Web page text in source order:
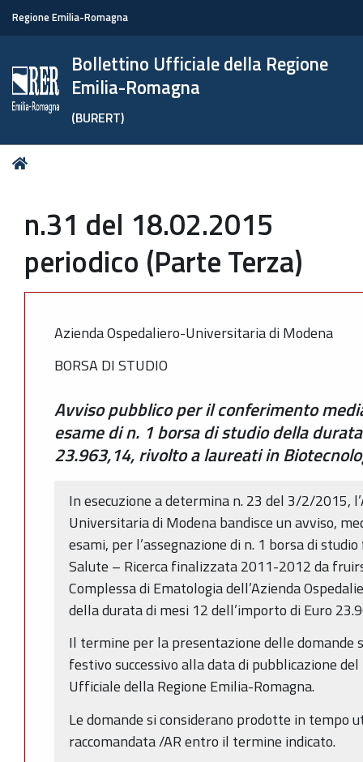
Regione Emilia-Romagna
Bollettino Ufficiale della Regione
Emilia-Romagna
(BURERT)
Tu
n.31 del 18.02.2015
periodico (Parte Terza)
Azienda Ospedaliero-Universitaria di Modena
BORSA DI STUDIO
Avviso pubblico per il conferimento
esame di n. 1 borsa di studio della
23.963,14, rivolto a laureati in
In esecuzione a determina n. 23 del 3/2/2015,
Universitaria di Modena bandisce un avviso,
esami, per l’assegnazione di n. 1 borsa di
Salute – Ricerca finalizzata 2011-2012 da
Complessa di Ematologia dell’Azienda
della durata di mesi 12 dell’importo di Euro
Il termine per la presentazione delle domande
festivo successivo alla data di pubblicazione
Ufficiale della Regione Emilia-Romagna.
Le domande si considerano prodotte in tempo
raccomandata /AR entro il termine indicato.